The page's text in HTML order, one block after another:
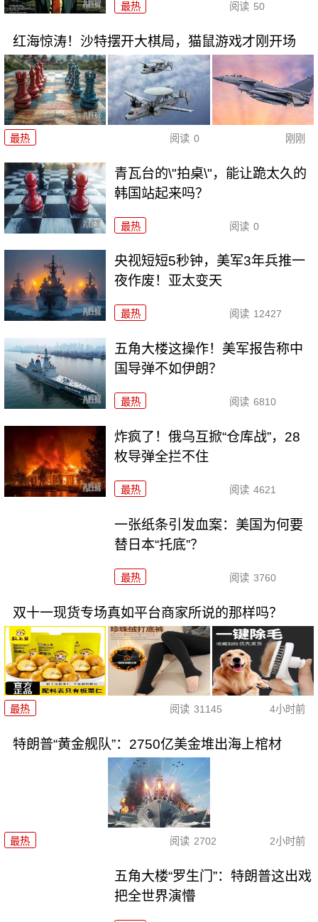
最热 阅读 50
红海惊涛！沙特摆开大棋局，猫鼠游戏才刚开场
最热 阅读 0 刚刚
青瓦台的\"拍桌\"，能让跪太久的
韩国站起来吗？
最热 阅读 0
央视短短5秒钟，美军3年兵推一
夜作废！亚太变天
最热 阅读 12427
五角大楼这操作！美军报告称中
国导弹不如伊朗？
最热 阅读 6810
炸疯了！俄乌互掀“仓库战”，28
枚导弹全拦不住
最热 阅读 4621
一张纸条引发血案：美国为何要
替日本“托底”？
最热 阅读 3760
双十一现货专场真如平台商家所说的那样吗？
最热 阅读 31145 4小时前
特朗普“黄金舰队”：2750亿美金堆出海上棺材
最热 阅读 2702 2小时前
五角大楼“罗生门”：特朗普这出戏
把全世界演懵